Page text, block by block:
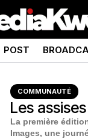
POST
COMMUNAUTÉ
Les
La première
Images, une